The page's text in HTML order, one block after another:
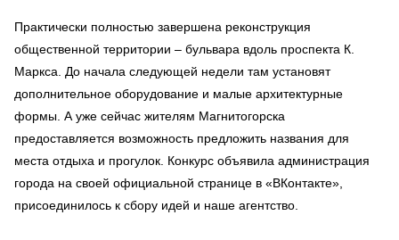
Практически полностью завершена реконструкция
общественной территории – бульвара вдоль проспекта К.
Маркса. До начала следующей недели там установят
дополнительное оборудование и малые архитектурные
формы. А уже сейчас жителям Магнитогорска
предоставляется возможность предложить названия для
места отдыха и прогулок. Конкурс объявила администрация
города на своей официальной странице в «ВКонтакте»,
присоединилось к сбору идей и наше агентство.